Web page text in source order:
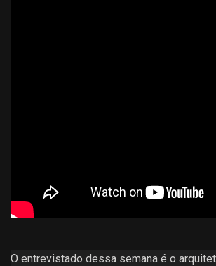
O entrevistado dessa semana é o